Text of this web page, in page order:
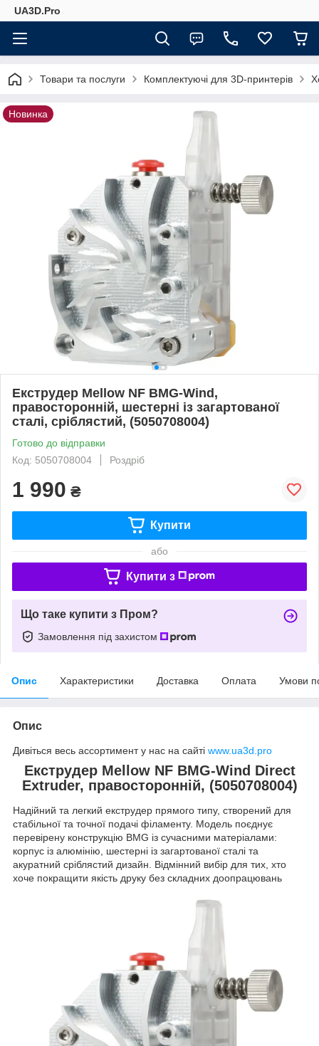
UA3D.Pro
Товари та послуги Комплектуючі для 3D-принтерів
Новинка
Екструдер Mellow NF BMG-Wind,
правосторонній, шестерні із загартованої
сталі, сріблястий, (5050708004)
Готово до відправки
Код: 5050708004
Роздріб
1 990 ₴
Купити
або
Купити з
Що таке купити з Пром?
Замовлення під захистом
Опис Характеристики Доставка Оплата Умови
Опис
Дивіться весь ассортимент у нас на сайті www.ua3d.pro
Екструдер Mellow NF BMG-Wind Direct
Extruder, правосторонній, (5050708004)
Надійний та легкий екструдер прямого типу, створений для
стабільної та точної подачі філаменту. Модель поєднує
перевірену конструкцію BMG із сучасними матеріалами:
корпус із алюмінію, шестерні із загартованої сталі та
акуратний сріблястий дизайн. Відмінний вибір для тих, хто
хоче покращити якість друку без складних доопрацювань